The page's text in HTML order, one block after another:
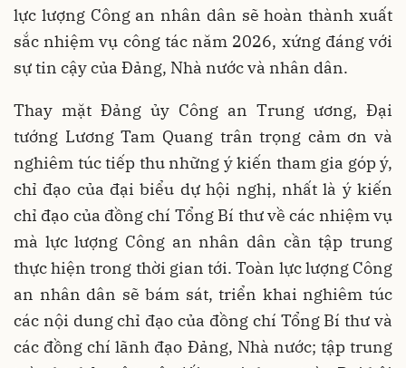
lực lượng Công an nhân dân sẽ hoàn thành xuất
sắc nhiệm vụ công tác năm 2026, xứng đáng với
sự tin cậy của Đảng, Nhà nước và nhân dân.
Thay mặt Đảng ủy Công an Trung ương, Đại
tướng Lương Tam Quang trân trọng cảm ơn và
nghiêm túc tiếp thu những ý kiến tham gia góp ý,
chỉ đạo của đại biểu dự hội nghị, nhất là ý kiến
chỉ đạo của đồng chí Tổng Bí thư về các nhiệm vụ
mà lực lượng Công an nhân dân cần tập trung
thực hiện trong thời gian tới. Toàn lực lượng Công
an nhân dân sẽ bám sát, triển khai nghiêm túc
các nội dung chỉ đạo của đồng chí Tổng Bí thư và
các đồng chí lãnh đạo Đảng, Nhà nước; tập trung